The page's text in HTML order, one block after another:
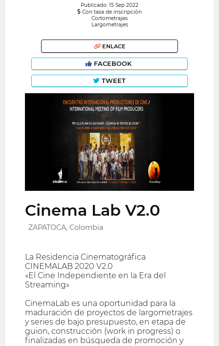
Publicado: 15 Sep 2022
Con tasa de inscripción
Cortometrajes
Largometrajes
ENLACE
FACEBOOK
TWEET
Cinema Lab V2.0
ZAPATOCA, Colombia
La Residencia Cinematográfica
CINEMALAB 2020 V2.0
«El Cine Independiente en la Era del
Streaming»
CinemaLab es una oportunidad para la
maduración de proyectos de largometrajes
y series de bajo presupuesto, en etapa de
guion, construcción (work in progress) o
finalizadas en búsqueda de promoción y